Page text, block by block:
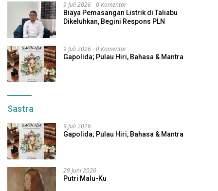
9 Juli 2026 0 Komentar
Biaya Pemasangan Listrik di Taliabu
Dikeluhkan, Begini Respons PLN
9 Juli 2026 0 Komentar
Gapolida; Pulau Hiri, Bahasa & Mantra
Sastra
9 Juli 2026
Gapolida; Pulau Hiri, Bahasa & Mantra
29 Juni 2026
Putri Malu-Ku